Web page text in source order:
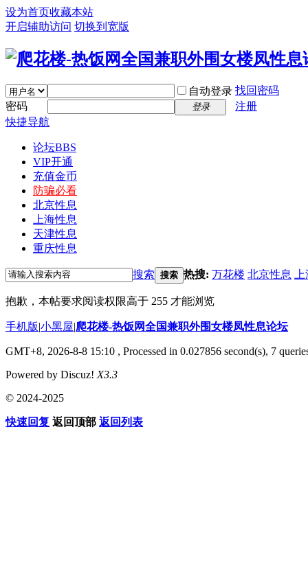
设为首页收藏本站
开启辅助访问 切换到宽版
自动登录 找回密码
密码
登录
注册
快捷导航
论坛BBS
VIP开通
充值金币
防骗必看
北京性息
上海性息
天津性息
重庆性息
搜索 搜索 热搜: 万花楼 北京性息
抱歉，本帖要求阅读权限高于 255 才能浏览
手机版|小黑屋|爬花楼-热饭网全国兼职外围女楼凤性息论坛
GMT+8, 2026-8-8 15:10 , Processed in 0.027856 second(s), 7
Powered by Discuz! X3.3
© 2024-2025
快速回复 返回顶部 返回列表